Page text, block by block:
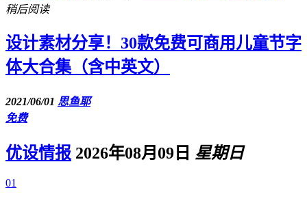
稍后阅读
设计素材分享！30款免费可商用儿童节字
体大合集（含中英文）
2021/06/01 思鱼耶
免费
优设情报 2026年08月09日 星期日
01